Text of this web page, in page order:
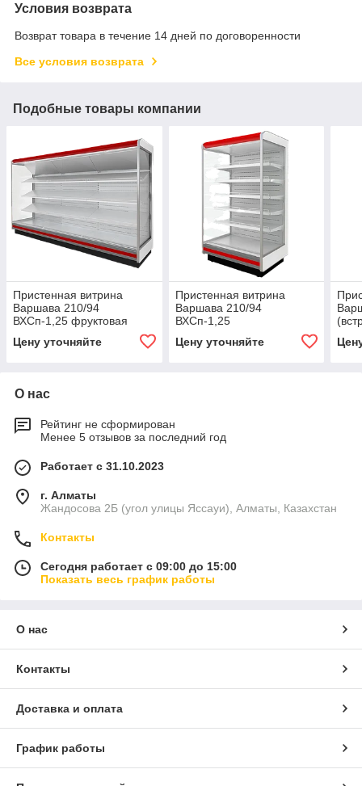
Условия возврата
Возврат товара в течение 14 дней по договоренности
Все условия возврата
Подобные товары компании
Пристенная витрина
Варшава 210/94
ВХСп-1,25 фруктовая
Цену уточняйте
Пристенная витрина
Варшава 210/94
ВХСп-1,25
Цену уточняйте
О нас
Рейтинг не сформирован
Менее 5 отзывов за последний год
Работает с 31.10.2023
г. Алматы
Жандосова 2Б (угол улицы Яссауи), Алматы, Казахстан
Контакты
Сегодня работает с 09:00 до 15:00
Показать весь график работы
О нас
Контакты
Доставка и оплата
График работы